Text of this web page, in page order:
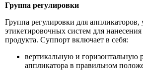
Группа регулировки
Группа регулировки для
этикетировочных систем для
продукта. Суппорт включает в себя:
вертикальную и горизонтальную
аппликатора в правильном